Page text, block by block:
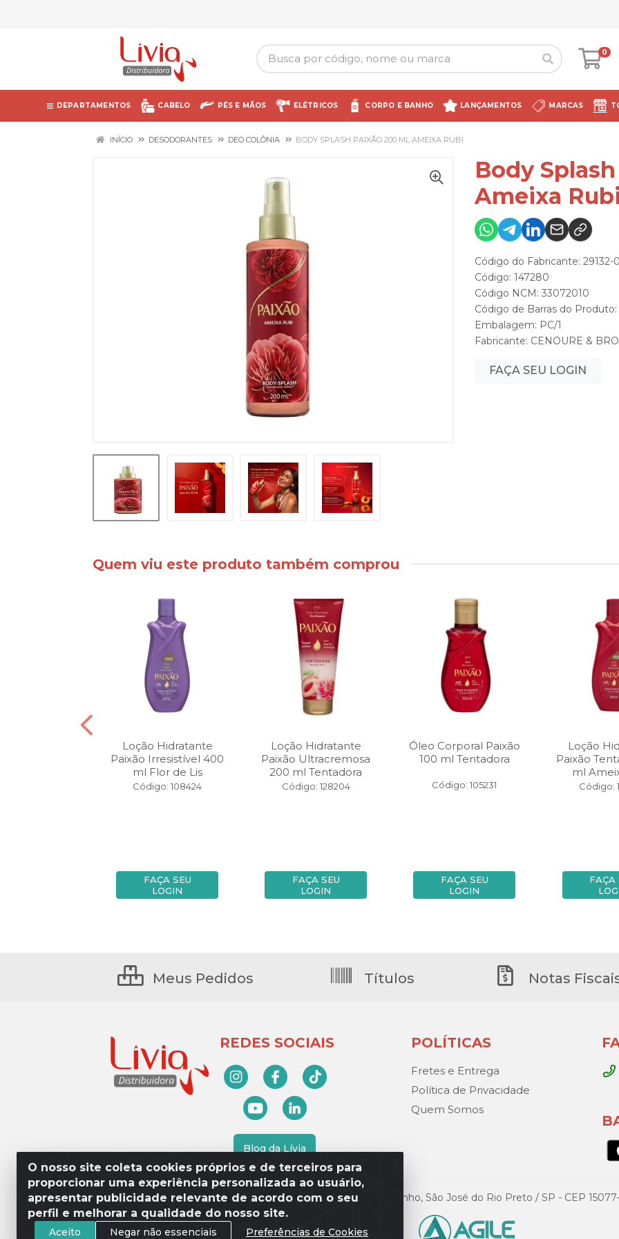
0
DEPARTAMENTOS CABELO PÉS E MÃOS ELÉTRICOS CORPO E BANHO LANÇAMENTOS MARCAS
INÍCIO DESODORANTES DEO COLÔNIA BODY SPLASH PAIXÃO 200 ML AMEIXA RUBI
Body
Ameixa
Código do Fabricante: 29132-
Código: 147280
Código NCM: 33072010
Código de Barras do
Embalagem: PC/1
Fabricante: CENOURE &
FAÇA SEU LOGIN
Quem viu este produto também comprou
Loção Hidratante
Paixão Irresistível 400
ml Flor de Lis
Código: 108424
FAÇA SEU
LOGIN
Loção Hidratante
Paixão Ultracremosa
200 ml Tentadora
Código: 128204
FAÇA SEU
LOGIN
Óleo Corporal Paixão
100 ml Tentadora
Código: 105231
FAÇA SEU
LOGIN
Loção
Paixão
ml
Código:
FAÇA
O nosso site coleta cookies próprios e de terceiros para
proporcionar uma experiência personalizada ao usuário,
apresentar publicidade relevante de acordo com o seu
perfil e melhorar a qualidade do nosso site.
Aceito Negar não essenciais Preferências de Cookies
Meus Pedidos Títulos Notas
REDES SOCIAIS
Blog da Lívia
POLÍTICAS
Fretes e Entrega
Política de Privacidade
Quem Somos
Lívia Distribuidora - Av. Percy Gandini, 329 – Vila Toninho, São José do Rio Preto / SP - CEP